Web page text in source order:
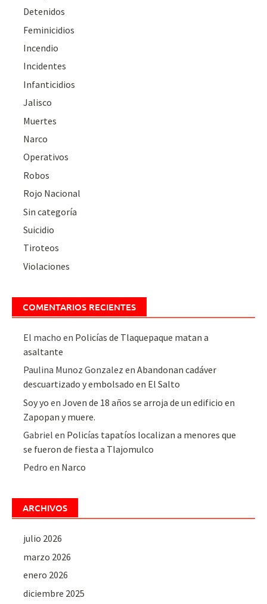
Detenidos
Feminicidios
Incendio
Incidentes
Infanticidios
Jalisco
Muertes
Narco
Operativos
Robos
Rojo Nacional
Sin categoría
Suicidio
Tiroteos
Violaciones
COMENTARIOS RECIENTES
El macho en Policías de Tlaquepaque matan a
asaltante
Paulina Munoz Gonzalez enAbandonan cadáver
descuartizado y embolsado en El Salto
Soy yo enJoven de 18 años se arroja de un edificio en
Zapopan y muere.
Gabriel en Policías tapatíos localizan a menores que
se fueron de fiesta a Tlajomulco
Pedro en Narco
ARCHIVOS
julio 2026
marzo 2026
enero 2026
diciembre 2025